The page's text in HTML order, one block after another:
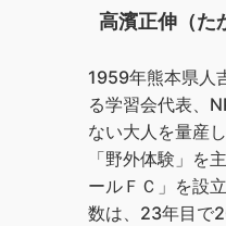
高濱正伸（た
1959年熊本県人
る学習会代表、
ない大人を量産
「野外体験」を
ールＦＣ」を設
数は、23年目で